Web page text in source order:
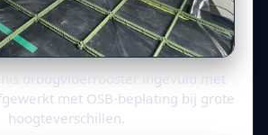
droogvloerrooster ingevuld met
met OSB-beplating bij grote
hoogteverschillen.